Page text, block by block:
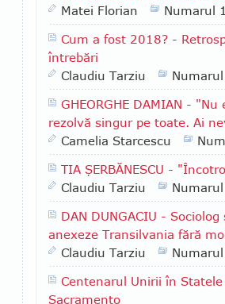
Matei Florian
Numarul
Cum a fost 2018? -
întrebări
Claudiu Tarziu
GHEORGHE DAMIAN -
rezolvă singur pe toate. Ai
Camelia Starcescu
TIA ŞERBĂNESCU -
Claudiu Tarziu
DAN DUNGACIU -
anexeze Transilvania fără
Claudiu Tarziu
Centenarul Unirii în
Sacramento